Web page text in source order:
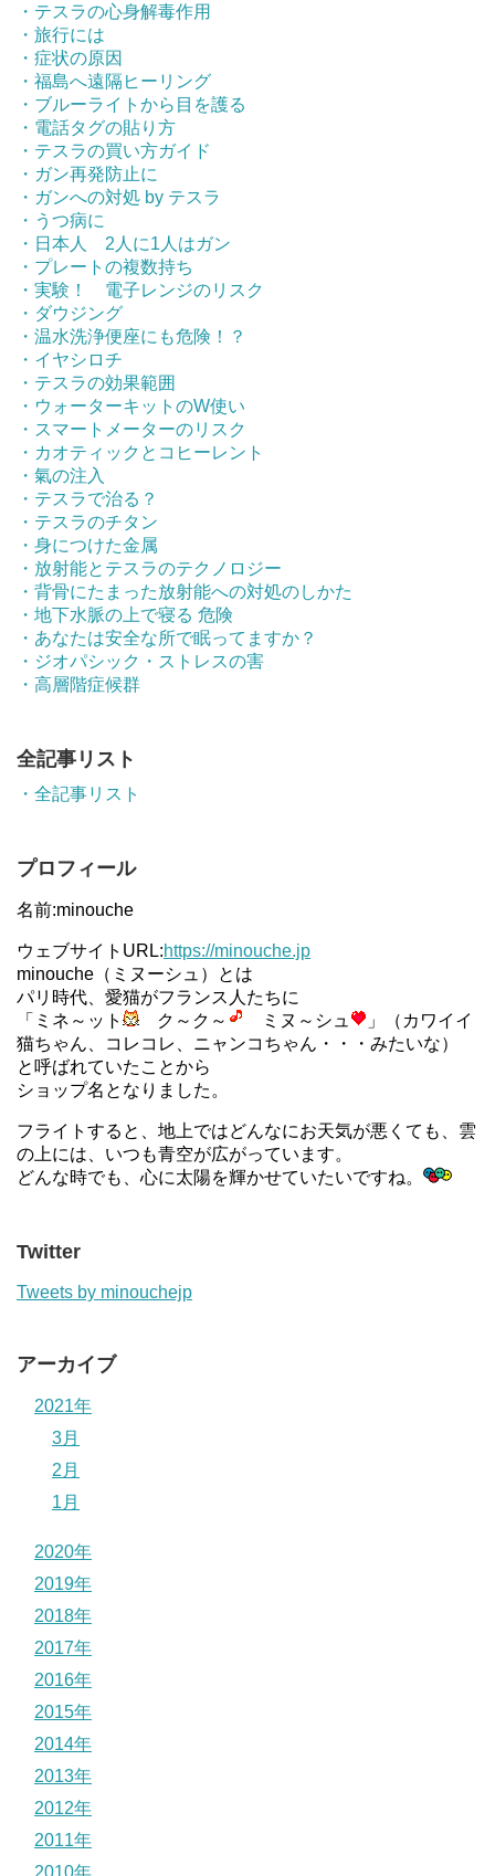
・テスラの心身解毒作用
・旅行には
・症状の原因
・福島へ遠隔ヒーリング
・ブルーライトから目を護る
・電話タグの貼り方
・テスラの買い方ガイド
・ガン再発防止に
・ガンへの対処 by テスラ
・うつ病に
・日本人 2人に1人はガン
・プレートの複数持ち
・実験！ 電子レンジのリスク
・ダウジング
・温水洗浄便座にも危険！？
・イヤシロチ
・テスラの効果範囲
・ウォーターキットのW使い
・スマートメーターのリスク
・カオティックとコヒーレント
・氣の注入
・テスラで治る？
・テスラのチタン
・身につけた金属
・放射能とテスラのテクノロジー
・背骨にたまった放射能への対処のしかた
・地下水脈の上で寝る 危険
・あなたは安全な所で眠ってますか？
・ジオパシック・ストレスの害
・高層階症候群
全記事リスト
・全記事リスト
プロフィール
名前:minouche
ウェブサイトURL:https://minouche.jp
minouche（ミヌーシュ）とは
パリ時代、愛猫がフランス人たちに
「ミネ～ット
ク～ク～ ミヌ～シュ
」（カワイイ
猫ちゃん、コレコレ、ニャンコちゃん・・・みたいな）
と呼ばれていたことから
ショップ名となりました。
フライトすると、地上ではどんなにお天気が悪くても、雲
の上には、いつも青空が広がっています。
どんな時でも、心に太陽を輝かせていたいですね。
Twitter
Tweets by minouchejp
アーカイブ
2021年
3月
2月
1月
2020年
2019年
2018年
2017年
2016年
2015年
2014年
2013年
2012年
2011年
2010年